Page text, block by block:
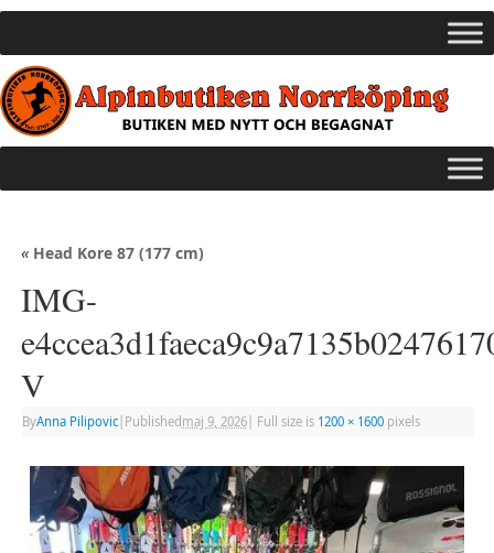
«Head Kore 87 (177 cm)
IMG-
V
ByAnna Pilipovic| Published maj 9, 2026| Full size is 1200 × 1600pixels